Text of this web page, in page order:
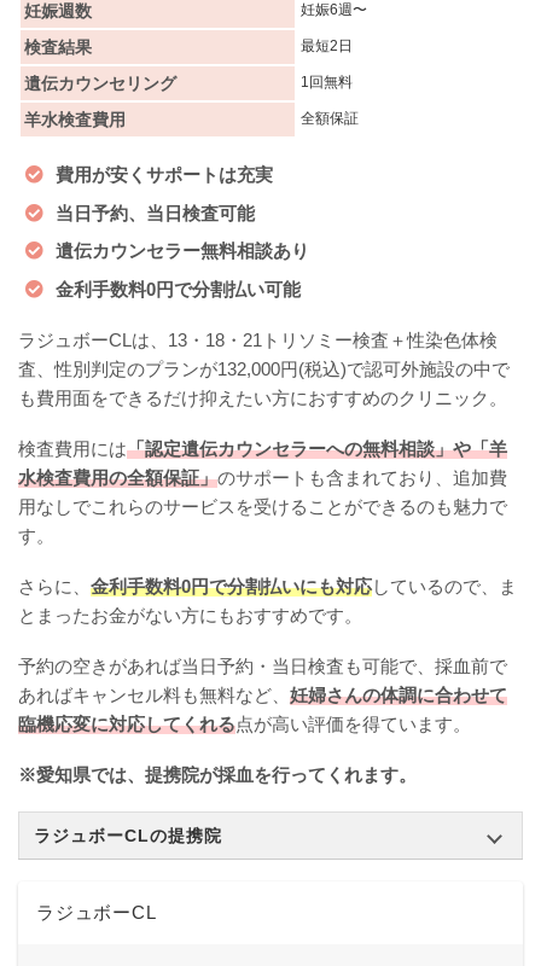
妊娠週数 妊娠6週〜
検査結果 最短2日
遺伝カウンセリング 1回無料
羊水検査費用 全額保証
費用が安くサポートは充実
当日予約、当日検査可能
遺伝カウンセラー無料相談あり
金利手数料0円で分割払い可能
ラジュボーCLは、13・18・21トリソミー検査＋性染色体検
査、性別判定のプランが132,000円(税込)で認可外施設の中で
も費用面をできるだけ抑えたい方におすすめのクリニック。
検査費用には「認定遺伝カウンセラーへの無料相談」や「羊
水検査費用の全額保証」のサポートも含まれており、追加費
用なしでこれらのサービスを受けることができるのも魅力で
す。
さらに、 金利手数料0円で分割払いにも対応しているので、ま
とまったお金がない方にもおすすめです。
予約の空きがあれば当日予約・当日検査も可能で、採血前で
あればキャンセル料も無料など、 妊婦さんの体調に合わせて
臨機応変に対応してくれる点が高い評価を得ています。
※愛知県では、提携院が採血を行ってくれます。
ラジュボーCLの提携院
ラジュボーCL